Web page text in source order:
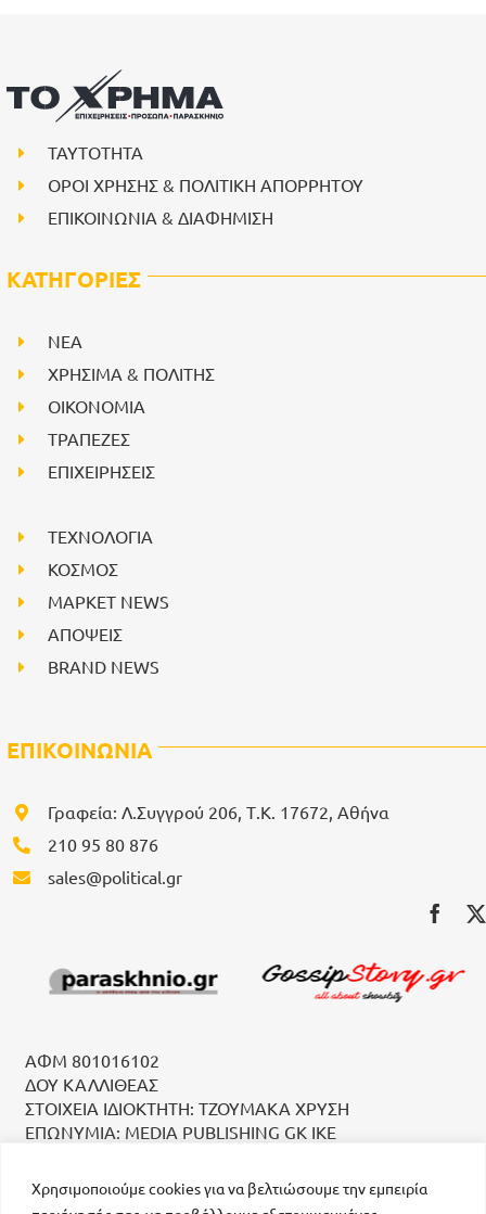
Χρησιμοποιούμε cookies για να βελτιώσουμε την εμπειρία
ΤΑΥΤΟΤΗΤΑ
ΟΡΟΙ ΧΡΗΣΗΣ & ΠΟΛΙΤΙΚΗ ΑΠΟΡΡΗΤΟΥ
ΕΠΙΚΟΙΝΩΝΙΑ & ΔΙΑΦΗΜΙΣΗ
ΚΑΤΗΓΟΡΙΕΣ
NEA
ΧΡΗΣΙΜΑ & ΠΟΛΙΤΗΣ
ΟΙΚΟΝΟΜΙΑ
ΤΡΑΠΕΖΕΣ
ΕΠΙΧΕΙΡΗΣΕΙΣ
ΤΕΧΝΟΛΟΓΙΑ
ΚΟΣΜΟΣ
ΜΑΡΚΕΤ NEWS
ΑΠΟΨΕΙΣ
BRAND NEWS
ΕΠΙΚΟΙΝΩΝΙΑ
Γραφεία: Λ.Συγγρού 206, Τ.Κ. 17672, Αθήνα
210 95 80 876
sales@political.gr
ΑΦΜ 801016102
ΔΟΥ ΚΑΛΛΙΘΕΑΣ
ΣΤΟΙΧΕΙΑ ΙΔΙΟΚΤΗΤΗ: ΤΖΟΥΜΑΚΑ ΧΡΥΣΗ
ΕΠΩΝΥΜΙΑ: MEDIA PUBLISHING GK IKE